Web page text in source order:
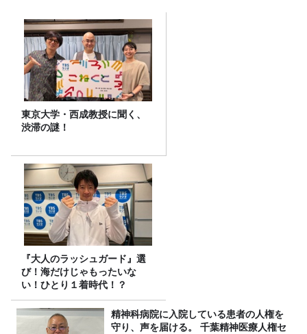
東京大学・西成教授に聞く、
渋滞の謎！
『大人のラッシュガード』選
び！海だけじゃもったいな
い！ひとり１着時代！？
精神科病院に入院している患者の人権を
守り、声を届ける。 千葉精神医療人権セ